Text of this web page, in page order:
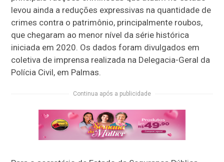
levou ainda a reduções expressivas na quantidade de
crimes contra o patrimônio, principalmente roubos,
que chegaram ao menor nível da série histórica
iniciada em 2020. Os dados foram divulgados em
coletiva de imprensa realizada na Delegacia-Geral da
Polícia Civil, em Palmas.
Continua após a publicidade